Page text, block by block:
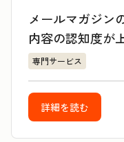
メールマガジン
内容の認知度が
専門サービス
詳細を読む